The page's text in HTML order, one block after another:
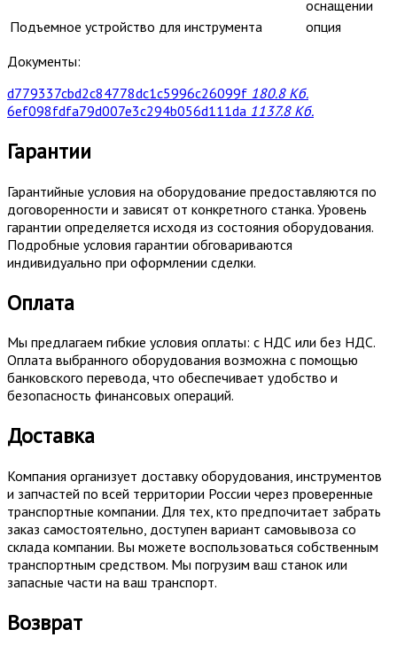
оснащении
Подъемное устройство для инструмента
опция
Документы:
d779337cbd2c84778dc1c5996c26099f 180.8 Кб.
6ef098fdfa79d007e3c294b056d111da 1137.8 Кб.
Гарантии
Гарантийные условия на оборудование предоставляются по
договоренности и зависят от конкретного станка. Уровень
гарантии определяется исходя из состояния оборудования.
Подробные условия гарантии обговариваются
индивидуально при оформлении сделки.
Оплата
Мы предлагаем гибкие условия оплаты: с НДС или без НДС.
Оплата выбранного оборудования возможна с помощью
банковского перевода, что обеспечивает удобство и
безопасность финансовых операций.
Доставка
Компания организует доставку оборудования, инструментов
и запчастей по всей территории России через проверенные
транспортные компании. Для тех, кто предпочитает забрать
заказ самостоятельно, доступен вариант самовывоза со
склада компании. Вы можете воспользоваться собственным
транспортным средством. Мы погрузим ваш станок или
запасные части на ваш транспорт.
Возврат